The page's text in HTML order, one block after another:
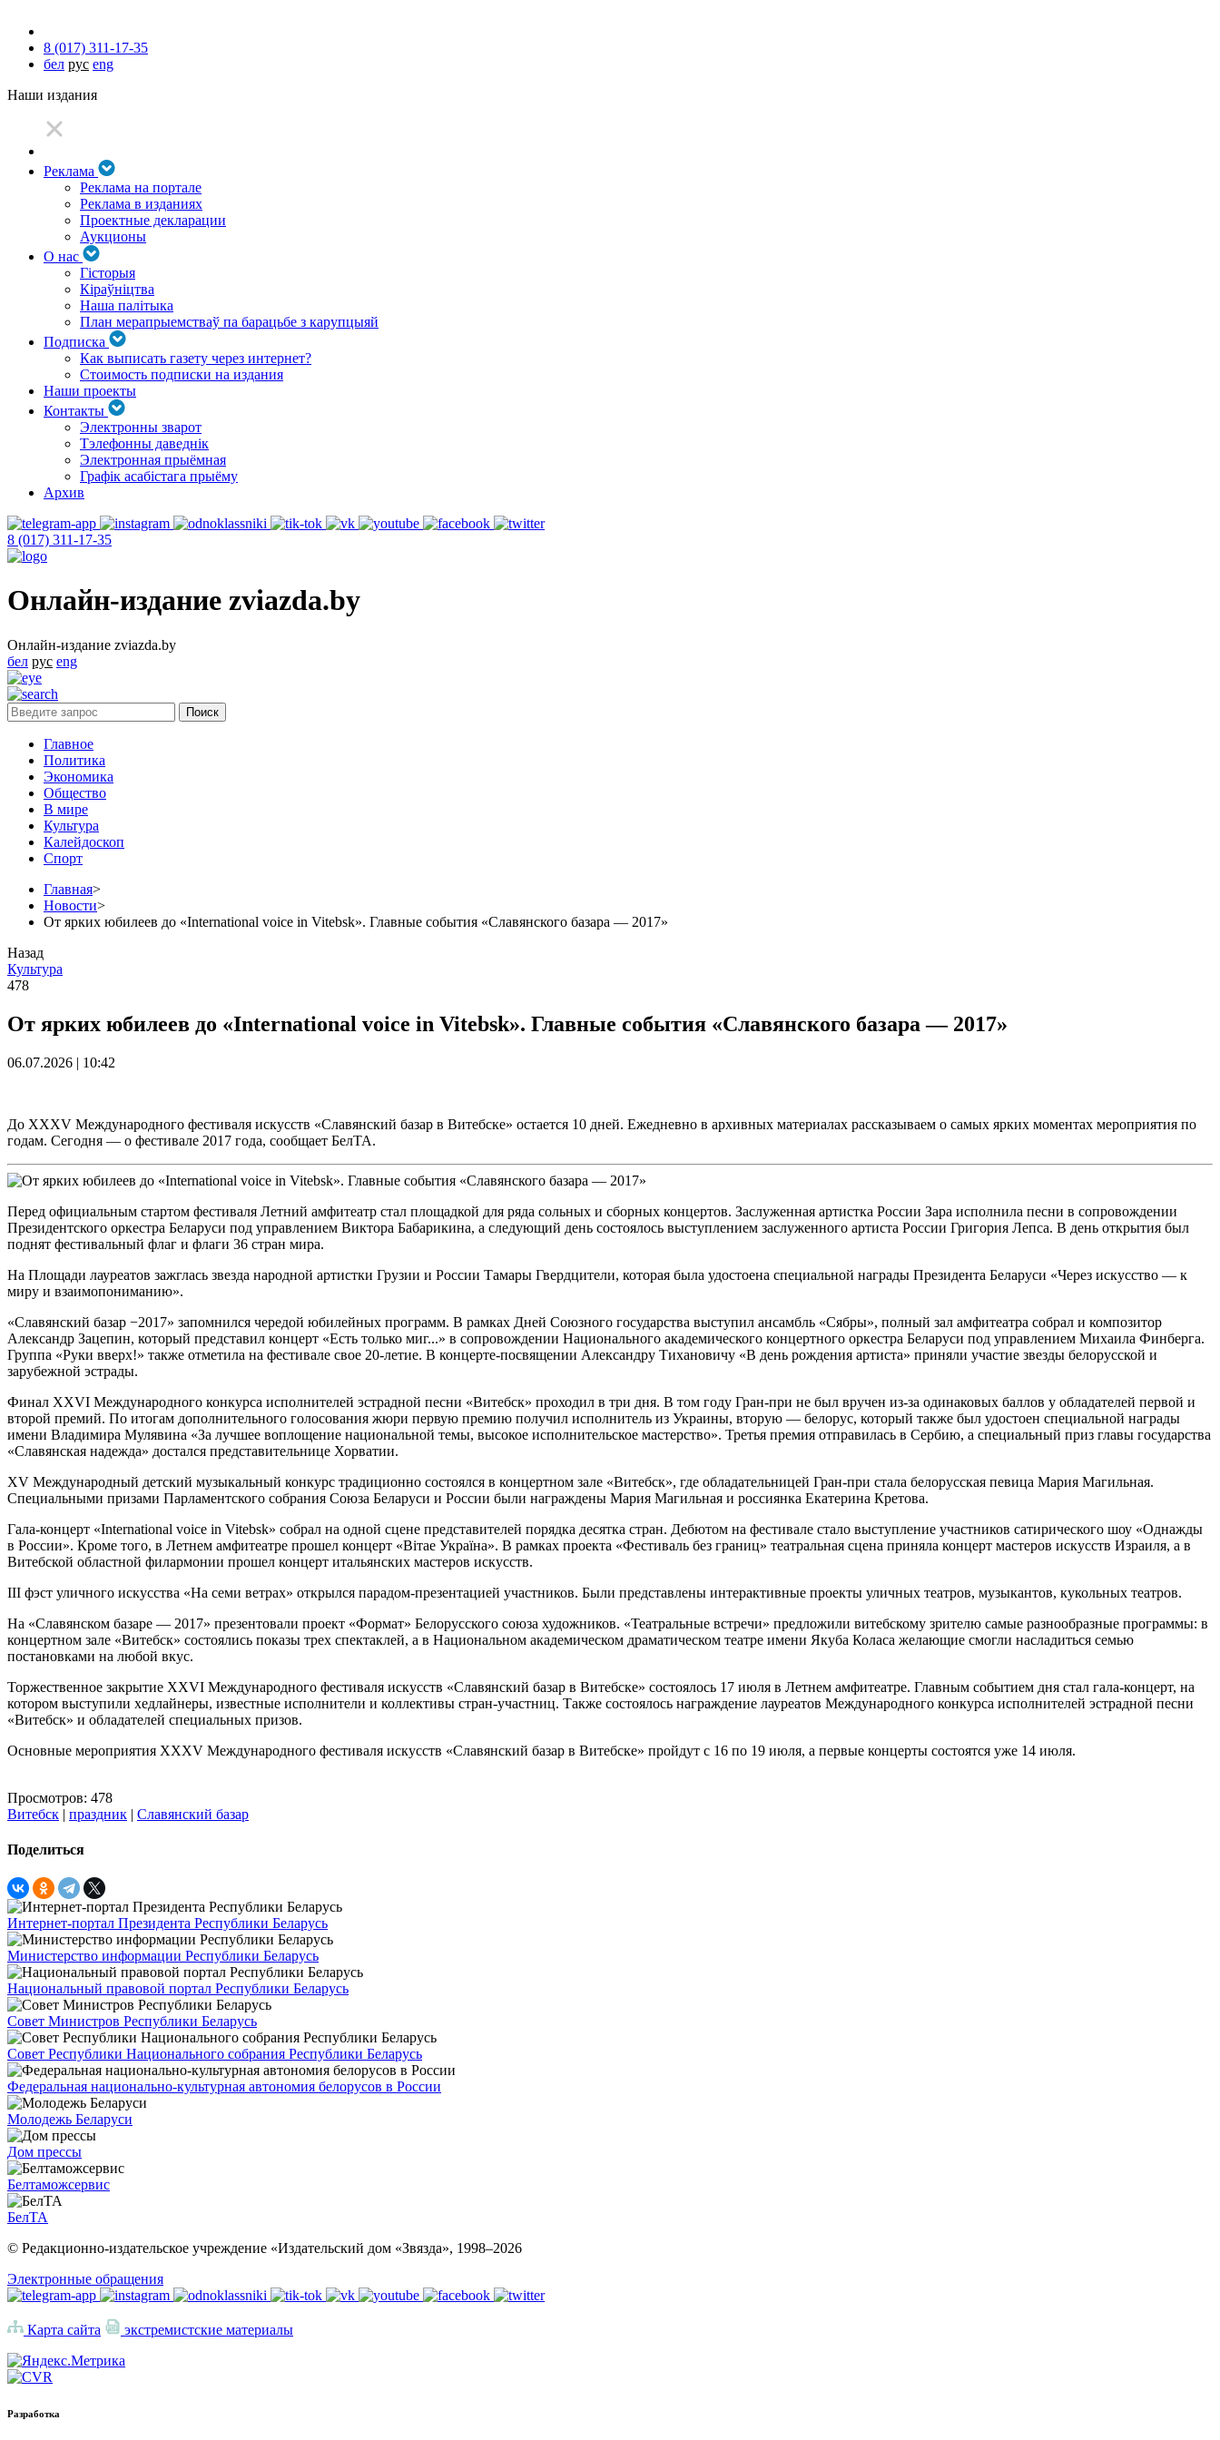
8 (017) 311-17-35
бел рус eng
Наши издания
Реклама
Реклама на портале
Реклама в изданиях
Проектные декларации
Аукционы
О нас
Гісторыя
Кіраўніцтва
Наша палітыка
План мерапрыемстваў па барацьбе з карупцыяй
Подписка
Как выписать газету через интернет?
Стоимость подписки на издания
Наши проекты
Контакты
Электронны зварот
Тэлефонны даведнік
Электронная прыёмная
Графік асабістага прыёму
Архив
8 (017) 311-17-35
Онлайн-издание zviazda.by
Онлайн-издание zviazda.by
бел рус eng
Главное
Политика
Экономика
Общество
В мире
Культура
Калейдоскоп
Спорт
Главная>
Новости>
От ярких юбилеев до «International voice in Vitebsk». Главные события «Славянского базара — 2017»
Назад
Культура
478
От ярких юбилеев до «International voice in Vitebsk». Главные события «Славянского базара — 2017»
06.07.2026 | 10:42
До XXXV Международного фестиваля искусств «Славянский базар в Витебске» остается 10 дней. Ежедневно в архивных материалах рассказываем о самых ярких моментах мероприятия по
годам. Сегодня — о фестивале 2017 года, сообщает БелТА.
Перед официальным стартом фестиваля Летний амфитеатр стал площадкой для ряда сольных и сборных концертов. Заслуженная артистка России Зара исполнила песни в сопровождении
Президентского оркестра Беларуси под управлением Виктора Бабарикина, а следующий день состоялось выступлением заслуженного артиста России Григория Лепса. В день открытия был
поднят фестивальный флаг и флаги 36 стран мира.
На Площади лауреатов зажглась звезда народной артистки Грузии и России Тамары Гвердцители, которая была удостоена специальной награды Президента Беларуси «Через искусство — к
миру и взаимопониманию».
«Славянский базар −2017» запомнился чередой юбилейных программ. В рамках Дней Союзного государства выступил ансамбль «Сябры», полный зал амфитеатра собрал и композитор
Александр Зацепин, который представил концерт «Есть только миг...» в сопровождении Национального академического концертного оркестра Беларуси под управлением Михаила Финберга.
Группа «Руки вверх!» также отметила на фестивале свое 20-летие. В концерте-посвящении Александру Тихановичу «В день рождения артиста» приняли участие звезды белорусской и
зарубежной эстрады.
Финал XXVI Международного конкурса исполнителей эстрадной песни «Витебск» проходил в три дня. В том году Гран-при не был вручен из-за одинаковых баллов у обладателей первой и
второй премий. По итогам дополнительного голосования жюри первую премию получил исполнитель из Украины, вторую — белорус, который также был удостоен специальной награды
имени Владимира Мулявина «За лучшее воплощение национальной темы, высокое исполнительское мастерство». Третья премия отправилась в Сербию, а специальный приз главы государства
«Славянская надежда» достался представительнице Хорватии.
XV Международный детский музыкальный конкурс традиционно состоялся в концертном зале «Витебск», где обладательницей Гран-при стала белорусская певица Мария Магильная.
Специальными призами Парламентского собрания Союза Беларуси и России были награждены Мария Магильная и россиянка Екатерина Кретова.
Гала-концерт «International voice in Vitebsk» собрал на одной сцене представителей порядка десятка стран. Дебютом на фестивале стало выступление участников сатирического шоу «Однажды
в России». Кроме того, в Летнем амфитеатре прошел концерт «Вітае Україна». В рамках проекта «Фестиваль без границ» театральная сцена приняла концерт мастеров искусств Израиля, а в
Витебской областной филармонии прошел концерт итальянских мастеров искусств.
III фэст уличного искусства «На семи ветрах» открылся парадом-презентацией участников. Были представлены интерактивные проекты уличных театров, музыкантов, кукольных театров.
На «Славянском базаре — 2017» презентовали проект «Формат» Белорусского союза художников. «Театральные встречи» предложили витебскому зрителю самые разнообразные программы: в
концертном зале «Витебск» состоялись показы трех спектаклей, а в Национальном академическом драматическом театре имени Якуба Коласа желающие смогли насладиться семью
постановками на любой вкус.
Торжественное закрытие XXVI Международного фестиваля искусств «Славянский базар в Витебске» состоялось 17 июля в Летнем амфитеатре. Главным событием дня стал гала-концерт, на
котором выступили хедлайнеры, известные исполнители и коллективы стран-участниц. Также состоялось награждение лауреатов Международного конкурса исполнителей эстрадной песни
«Витебск» и обладателей специальных призов.
Основные мероприятия XXXV Международного фестиваля искусств «Славянский базар в Витебске» пройдут с 16 по 19 июля, а первые концерты состоятся уже 14 июля.
Просмотров: 478
Витебск | праздник | Славянский базар
Поделиться
Интернет-портал Президента Республики Беларусь
Министерство информации Республики Беларусь
Национальный правовой портал Республики Беларусь
Совет Министров Республики Беларусь
Совет Республики Национального собрания Республики Беларусь
Федеральная национально-культурная автономия белорусов в России
Молодежь Беларуси
Дом прессы
Белтаможсервис
БелТА
© Редакционно-издательское учреждение «Издательский дом «Звязда», 1998–2026
Электронные обращения
Карта сайта экстремистские материалы
Разработка